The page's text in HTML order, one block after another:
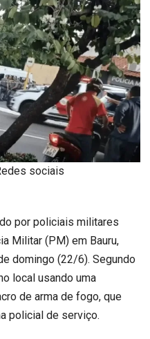
sociais
por policiais militares
Militar (PM) em Bauru,
domingo (22/6). Segundo
local usando uma
de arma de fogo, que
policial de serviço.